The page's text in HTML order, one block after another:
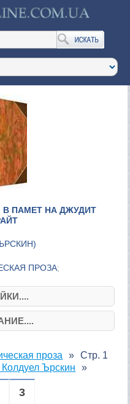
В ПАМЕТ НА ДЖУДИТ
)
ПРОЗА;
проза
Ърскин
Стр. 1
3